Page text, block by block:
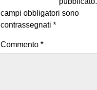
campi obbligatori sono
contrassegnati *
Commento *